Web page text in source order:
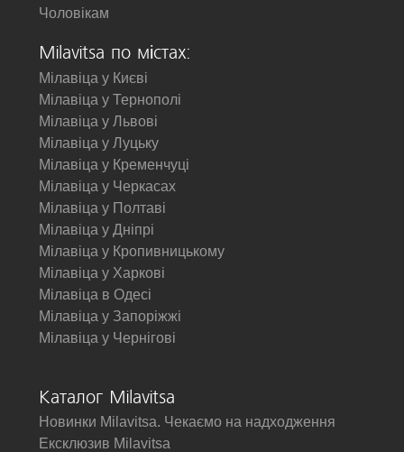
Чоловікам
Milavitsa по містах:
Мілавіца у Києві
Мілавіца у Тернополі
Мілавіца у Львові
Мілавіца у Луцьку
Мілавіца у Кременчуці
Мілавіца у Черкасах
Мілавіца у Полтаві
Мілавіца у Дніпрі
Мілавіца у Кропивницькому
Мілавіца у Харкові
Мілавіца в Одесі
Мілавіца у Запоріжжі
Мілавіца у Чернігові
Каталог Milavitsa
Новинки Milavitsa. Чекаємо на надходження
Ексклюзив Milavitsa